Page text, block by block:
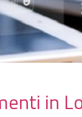
in